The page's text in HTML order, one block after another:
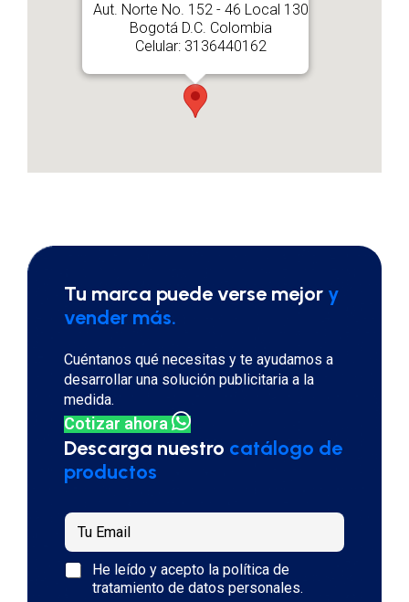
Aut. Norte No. 152 - 46 Local 130
Bogotá D.C. Colombia
Celular: 3136440162
Tu marca puede verse mejor y
vender más.
Cuéntanos qué necesitas y te ayudamos a
desarrollar una solución publicitaria a la
medida.
Cotizar ahora
Descarga nuestro catálogo de
productos
T
e
mP
o
P
He leído y acepto la política de
tratamiento de datos personales.